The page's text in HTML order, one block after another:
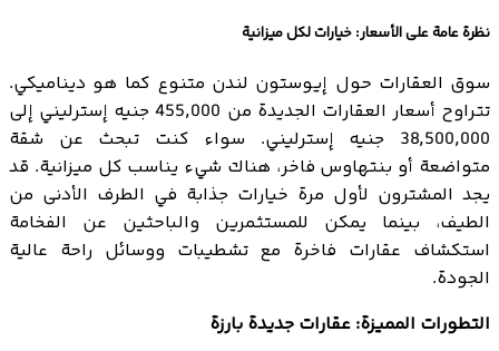
نظرة عامة على الأسعار: خيارات لكل ميزانية
سوق العقارات حول إيوستون لندن متنوع كما هو ديناميكي.
تتراوح أسعار العقارات الجديدة من 455,000 جنيه إسترليني إلى
38,500,000 جنيه إسترليني. سواء كنت تبحث عن شقة
متواضعة أو بنتهاوس فاخر، هناك شيء يناسب كل ميزانية. قد
يجد المشترون لأول مرة خيارات جذابة في الطرف الأدنى من
الطيف، بينما يمكن للمستثمرين والباحثين عن الفخامة
استكشاف عقارات فاخرة مع تشطيبات ووسائل راحة عالية
الجودة.
التطورات المميزة: عقارات جديدة بارزة